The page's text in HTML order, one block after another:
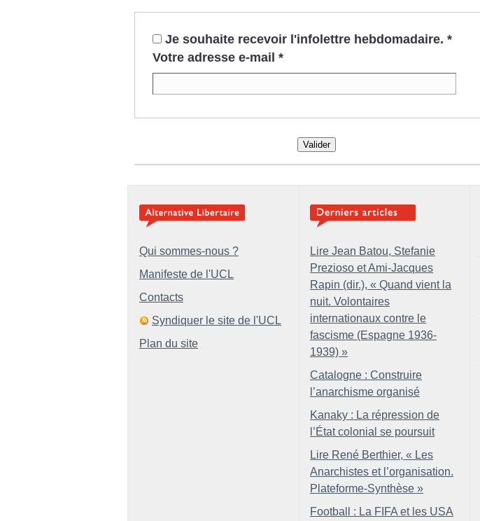
Je souhaite recevoir l'infolettre hebdomadaire. *
Votre adresse e-mail *
Valider
Qui sommes-nous ?
Manifeste de l'UCL
Contacts
Syndiquer le site de l'UCL
Plan du site
Lire Jean Batou, Stefanie
Prezioso et Ami-Jacques
Rapin (dir.), « Quand vient la
nuit. Volontaires
internationaux contre le
fascisme (Espagne 1936-
1939) »
Catalogne : Construire
l’anarchisme organisé
Kanaky : La répression de
l’État colonial se poursuit
Lire René Berthier, « Les
Anarchistes et l’organisation.
Plateforme-Synthèse »
Football : La FIFA et les USA